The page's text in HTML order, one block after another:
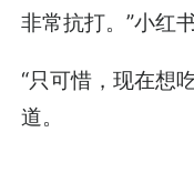
非常抗打。”小红
“只可惜，现在想
道。